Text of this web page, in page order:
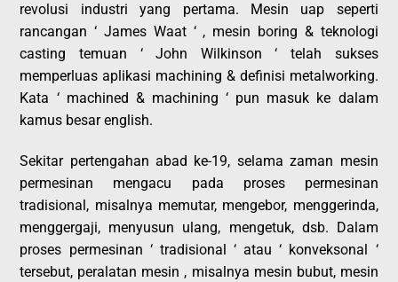
revolusi industri yang pertama. Mesin uap seperti
rancangan ‘ James Waat ‘ , mesin boring & teknologi
casting temuan ‘ John Wilkinson ‘ telah sukses
memperluas aplikasi machining & definisi metalworking.
Kata ‘ machined & machining ‘ pun masuk ke dalam
kamus besar english.
Sekitar pertengahan abad ke-19, selama zaman mesin
permesinan mengacu pada proses permesinan
tradisional, misalnya memutar, mengebor, menggerinda,
menggergaji, menyusun ulang, mengetuk, dsb. Dalam
proses permesinan ‘ tradisional ‘ atau ‘ konveksonal ‘
tersebut, peralatan mesin , misalnya mesin bubut, mesin